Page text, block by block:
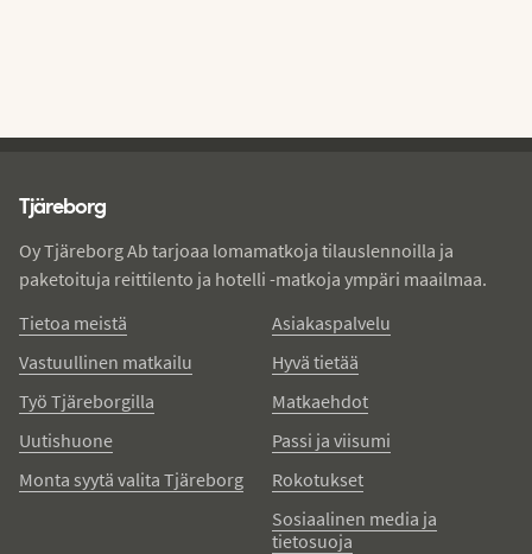
Tjäreborg
Oy Tjäreborg Ab tarjoaa lomamatkoja tilauslennoilla ja
paketoituja reittilento ja hotelli -matkoja ympäri maailmaa.
Tietoa meistä
Vastuullinen matkailu
Työ Tjäreborgilla
Uutishuone
Monta syytä valita Tjäreborg
Asiakaspalvelu
Hyvä tietää
Matkaehdot
Passi ja viisumi
Rokotukset
Sosiaalinen media ja
tietosuoja